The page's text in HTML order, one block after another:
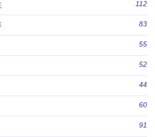
112
83
55
52
44
60
91